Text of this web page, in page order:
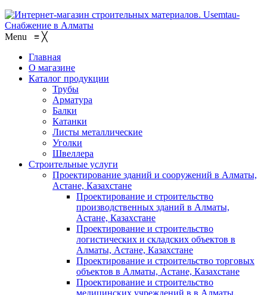
Menu ≡ ╳
Главная
О магазине
Каталог продукции
Трубы
Арматура
Балки
Катанки
Листы металлические
Уголки
Швеллера
Строительные услуги
Проектирование зданий и сооружений в Алматы,
Астане, Казахстане
Проектирование и строительство
производственных зданий в Алматы,
Астане, Казахстане
Проектирование и строительство
логистических и складских объектов в
Алматы, Астане, Казахстане
Проектирование и строительство торговых
объектов в Алматы, Астане, Казахстане
Проектирование и строительство
медицинских учреждений в в Алматы,